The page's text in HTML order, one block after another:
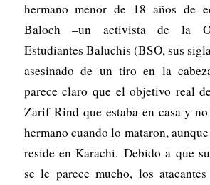
hermano menor de 18 años de
Baloch –un activista de la
Estudiantes Baluchis (BSO, sus
asesinado de un tiro en la
parece claro que el objetivo real
Zarif Rind que estaba en casa y
hermano cuando lo mataron,
reside en Karachi. Debido a que
se le parece mucho, los atacantes